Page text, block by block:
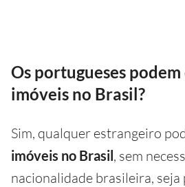
Os portugueses
imóveis no Brasil?
Sim, qualquer estrangeiro
imóveis no Brasil, sem
nacionalidade brasileira,